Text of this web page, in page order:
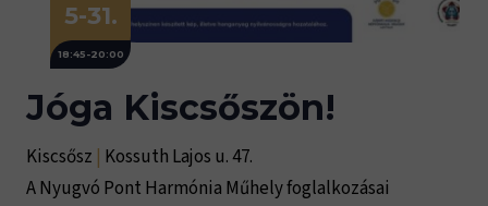
5-31.
18:45-20:00
Jóga Kiscsőszön!
Kiscsősz | Kossuth Lajos u. 47.
A Nyugvó Pont Harmónia Műhely foglalkozásai